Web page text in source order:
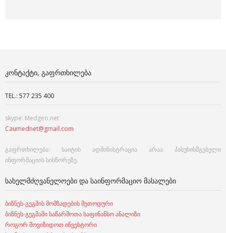
ᲙᲝᲜᲢᲐᲥᲢᲘ, ᲒᲐᲤᲠᲗᲮᲘᲚᲔᲑᲐ
TEL.: 577 235 400
skype: Medgeo.net
Caumednet@gmail.com
გაფრთხილება: საიტის ადმინისტრაცია არაა პასუხისმგებელი
ინფორმაციის სისწორეზე.
ᲡᲐᲮᲔᲚᲛᲫᲦᲕᲐᲜᲔᲚᲝᲔᲑᲘ ᲓᲐ ᲡᲐᲘᲜᲤᲝᲠᲛᲐᲪᲘᲝ ᲛᲐᲡᲐᲚᲔᲑᲘ
ბიზნეს-გეგმის მომზადების მეთოდური
ბიზნეს-გეგმაში საწარმოთა საფინანსო ანალიზი
როგორ მოვიზიდოთ ინვესტორი